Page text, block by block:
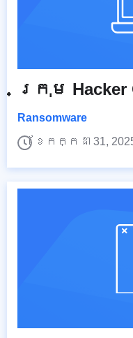
ក្រុម Hacker
Ransomware
ខែកក្កដា 31,